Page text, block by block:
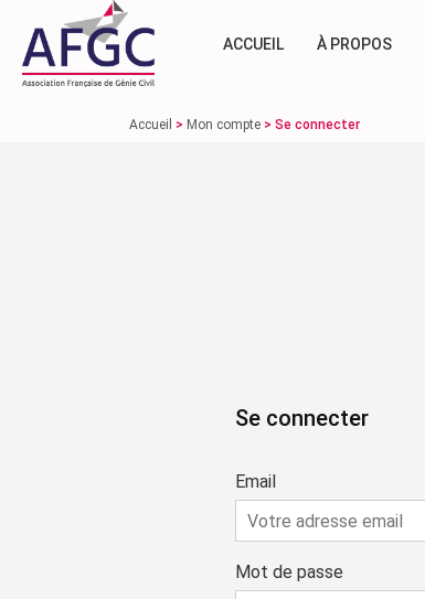
ACCUEIL À PROPOS
Accueil > Mon compte > Se connecter
Se connecter
Email
Mot de passe